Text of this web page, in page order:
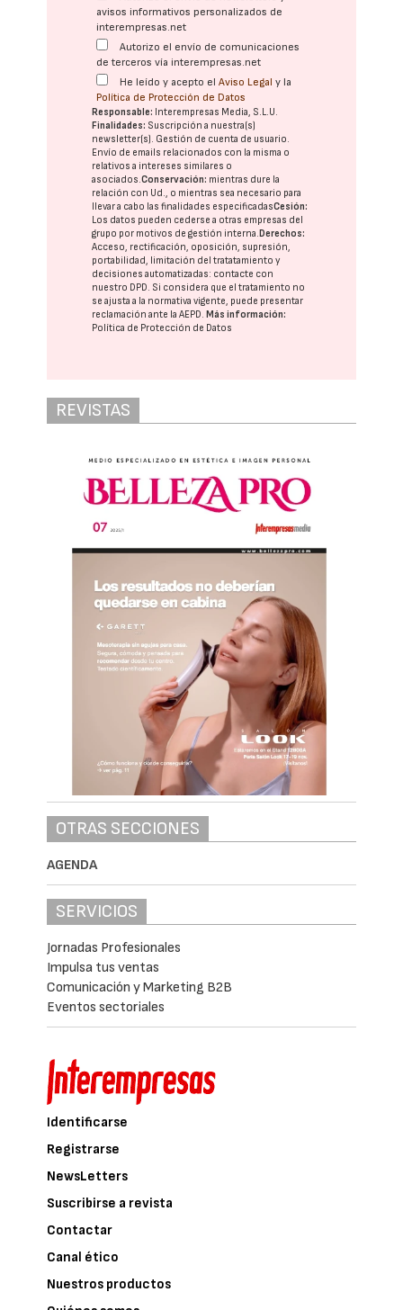
avisos informativos personalizados de
interempresas.net
Autorizo el envío de comunicaciones
de terceros vía interempresas.net
He leído y acepto elAviso Legal y la
Política de Protección de Datos
Responsable: Interempresas Media, S.L.U.
Finalidades: Suscripción a nuestra(s)
newsletter(s). Gestión de cuenta de usuario.
Envío de emails relacionados con la misma o
relativos a intereses similares o
asociados.Conservación: mientras dure la
relación con Ud., o mientras sea necesario para
llevar a cabo las finalidades especificadasCesión:
Los datos pueden cederse a otras empresas del
grupo por motivos de gestión interna. Derechos:
Acceso, rectificación, oposición, supresión,
portabilidad, limitación del tratatamiento y
decisiones automatizadas: contacte con
nuestro DPD. Si considera que el tratamiento no
se ajusta a la normativa vigente, puede presentar
reclamación ante laAEPD. Más información:
Política de Protección de Datos
REVISTAS
OTRAS SECCIONES
AGENDA
SERVICIOS
Jornadas Profesionales
Impulsa tus ventas
Comunicación y Marketing B2B
Eventos sectoriales
Identificarse
Registrarse
NewsLetters
Suscribirse a revista
Contactar
Canal ético
Nuestros productos